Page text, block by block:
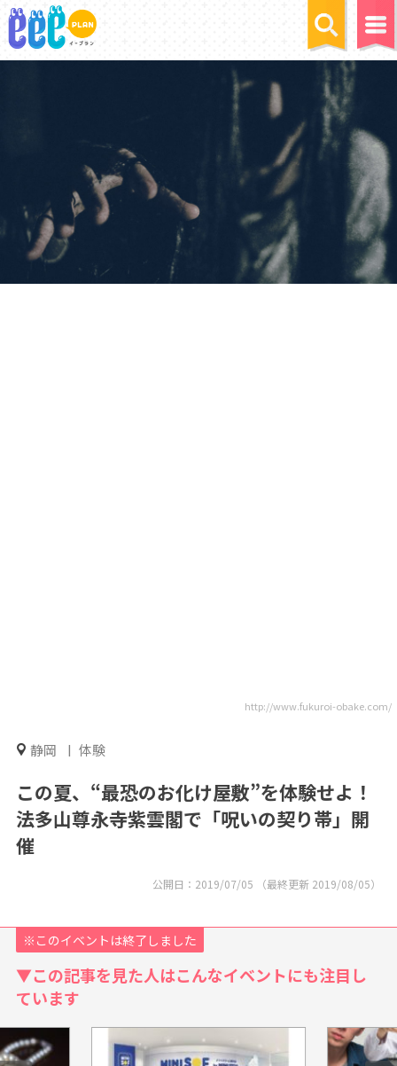
http://www.fukuroi-obake.com/
静岡 体験
この夏、“最恐のお化け屋敷”を体験せよ！
法多山尊永寺紫雲閣で「呪いの契り帯」開
催
公開日： 2019/07/05 （最終更新 2019/08/05）
※このイベントは終了しました
▼この記事を見た人はこんなイベントにも注目し
ています